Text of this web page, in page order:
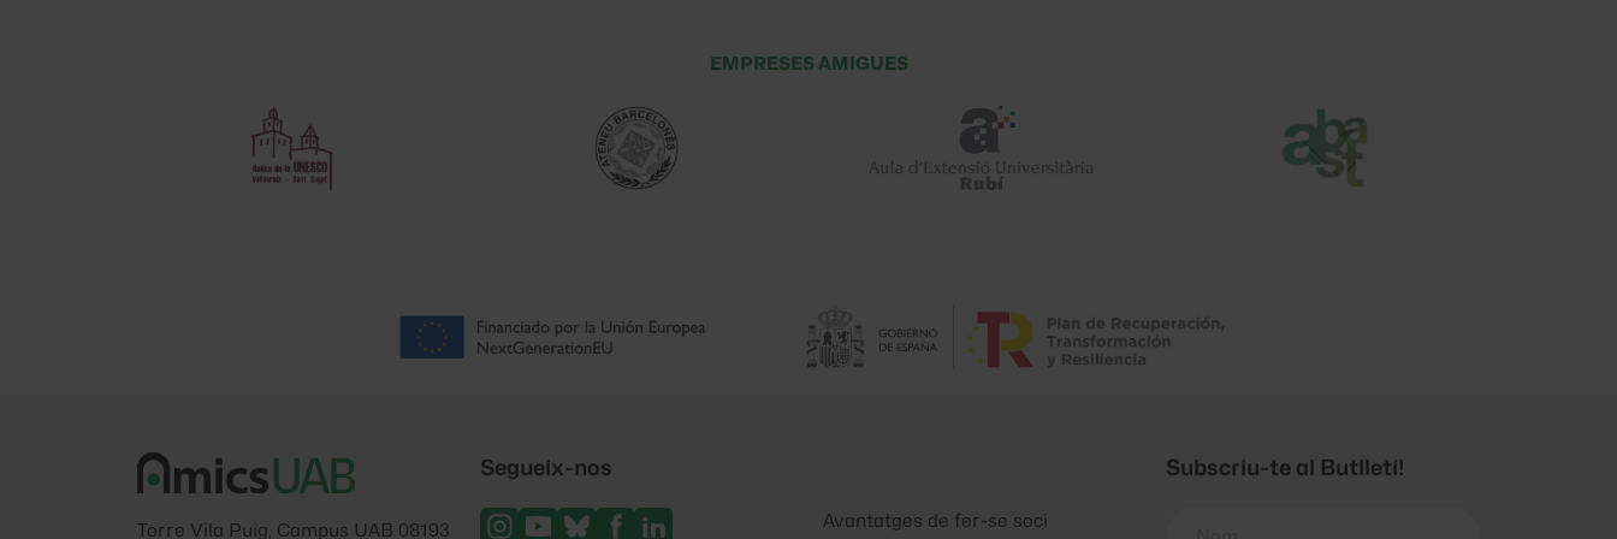
EMPRESES AMIGUES
Torre Vila Puig, Campus UAB 08193
Segueix-nos
Avantatges de fer-se soci
Subscriu-te al Butlletí!